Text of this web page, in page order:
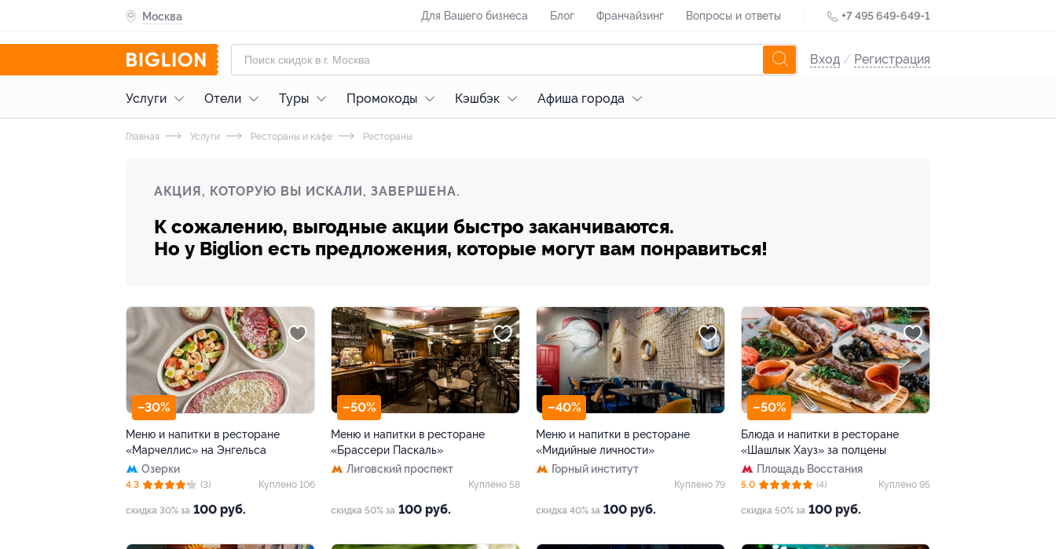
Москва Для Вашего бизнеса Блог Франчайзинг Вопросы и ответы +7 495 649-649-1
Вход / Регистрация
Услуги Отели Туры Промокоды Кэшбэк Афиша города
Главная Услуги Рестораны и кафе Рестораны
АКЦИЯ, КОТОРУЮ ВЫ ИСКАЛИ, ЗАВЕРШЕНА.
К сожалению, выгодные акции быстро заканчиваются.
Но у Biglion есть предложения, которые могут вам понравиться!
–30%
Меню и напитки в ресторане
«Марчеллис» на Энгельса
Озерки
скидка 30% за 100 руб.
4.3 (3) Куплено 106
–50%
Меню и напитки в ресторане
«Брассери Паскаль»
Лиговский проспект
скидка 50% за 100 руб.
Куплено 58
–40%
Меню и напитки в ресторане
«Мидийные личности»
Горный институт
скидка 40% за 100 руб.
Куплено 79
–50%
Блюда и напитки в ресторане
«Шашлык Хауз» за полцены
Площадь Восстания
скидка 50% за 100 руб.
5.0 (4) Куплено 95